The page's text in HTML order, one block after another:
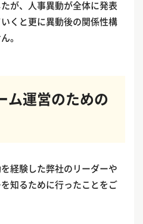
が、人事異動が全体に発表
くと更に異動後の関係性構
。
ム運営のための
経験した弊社のリーダーや
知るために行ったことをご